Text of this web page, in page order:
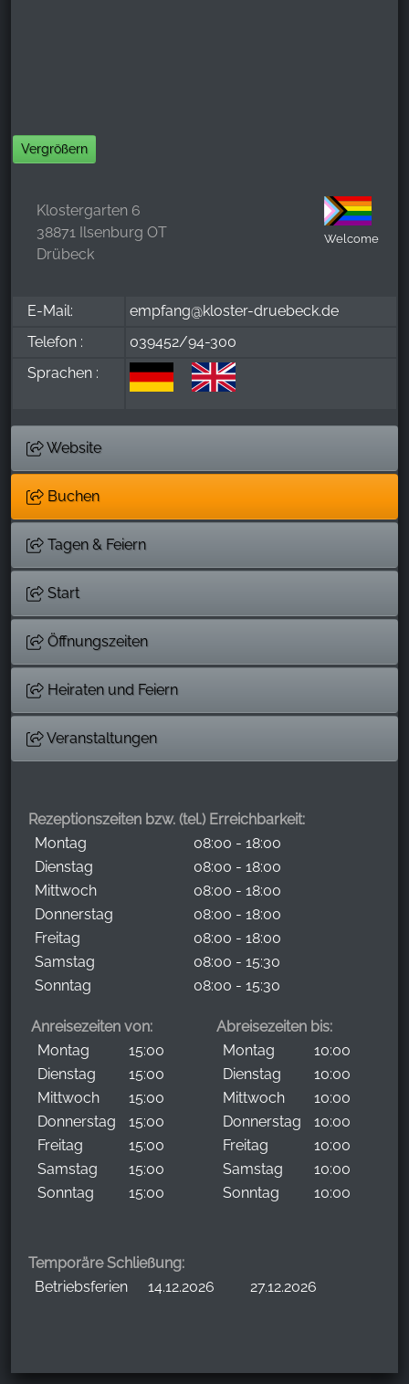
Vergrößern
Klostergarten 6
38871 Ilsenburg OT
Drübeck
Welcome
E-Mail:
empfang@kloster-druebeck.de
Telefon :
039452/94-300
Sprachen :
Website
Buchen
Tagen & Feiern
Start
Öffnungszeiten
Heiraten und Feiern
Veranstaltungen
Rezeptionszeiten bzw. (tel.) Erreichbarkeit:
Montag
08:00 - 18:00
Dienstag
08:00 - 18:00
Mittwoch
08:00 - 18:00
Donnerstag
08:00 - 18:00
Freitag
08:00 - 18:00
Samstag
08:00 - 15:30
Sonntag
08:00 - 15:30
Anreisezeiten von:
Montag
15:00
Dienstag
15:00
Mittwoch
15:00
Donnerstag
15:00
Freitag
15:00
Samstag
15:00
Sonntag
15:00
Abreisezeiten bis:
Montag
10:00
Dienstag
10:00
Mittwoch
10:00
Donnerstag
10:00
Freitag
10:00
Samstag
10:00
Sonntag
10:00
Temporäre Schließung:
Betriebsferien
14.12.2026 27.12.2026